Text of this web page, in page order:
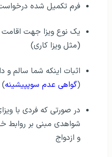
فرم تکمیل شده
یک نوع ویزا جهت اقامت
(مثل ویزا کاری)
اثبات اینکه شما
(گواهی عدم سوپپیشینه)
در صورتی که فردی با
شواهدی مبنی بر روابط
و ازدواج